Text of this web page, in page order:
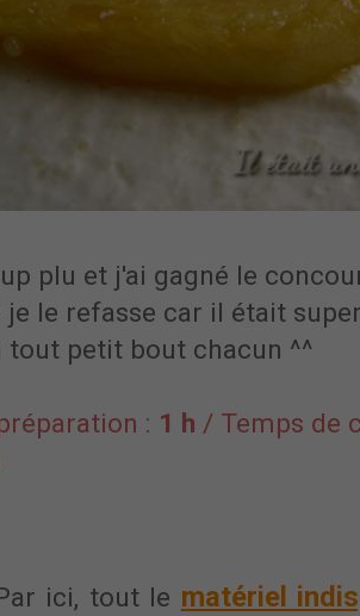
plu et j'ai gagné le
le refasse car il était
tout petit bout chacun ^^
: 1 h / Temps de
ici, tout le matériel